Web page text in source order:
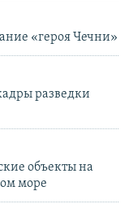
«героя Чечни»
разведки
объекты на
море